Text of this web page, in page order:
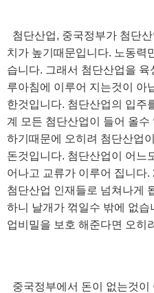
첨단산업, 중국정부가 첨단
치가 높기때문입니다. 노동력
습니다. 그래서 첨단산업을
루아침에 이루어 지는것이 아
한것입니다. 첨단산업의 입주
계 모든 첨단산업이 들어 올
하기때문에 오히려 첨단산업
돈것입니다. 첨단산업이 어느
어나고 교류가 이루어 집니다
첨단산업 인재들로 넘쳐나게
하니 날개가 꺾일수 밖에 없
업비밀을 보호 해준다면 오히
중국정부에서 돈이 없는것이